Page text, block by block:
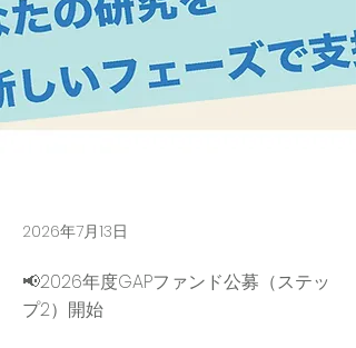
2026年7月13日
📢2026年度GAPファンド公募（ステッ
プ2）開始